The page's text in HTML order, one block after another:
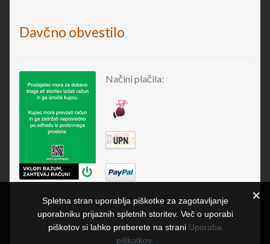
Davčno obvestilo
Načini plačila:
Spletna stran uporablja piškotke za zagotavljanje
uporabniku prijaznih spletnih storitev. Več o uporabi
piškotov si lahko preberete na strani Uporaba
piškotkov.